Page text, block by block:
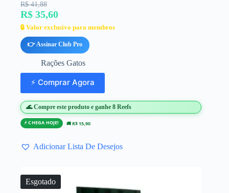
R$ 41,88
R$ 35,60
🔒 Valor exclusivo para membros
👉 Assinar Club Pro
Rações Gatos
⚡ Comprar Agora
🌊 Compre este produto e ganhe 8 Reefs
⚡ CHEGA HOJE! 🚚 R$ 15,90
Adicionar Lista De Desejos
Esgotado